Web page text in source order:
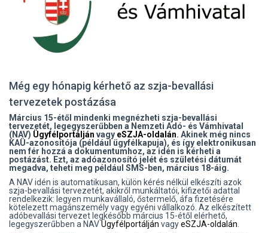
Még egy hónapig kérhető az szja-bevallási
tervezetek postázása
Március 15-étől mindenki megnézheti szja-bevallási
tervezetét, legegyszerűbben a Nemzeti Adó- és Vámhivatal
(NAV) Ügyfélportálján vagy eSZJA-oldalán. Akinek még nincs
KAÜ-azonosítója (például ügyfélkapuja), és így elektronikusan
nem fér hozzá a dokumentumhoz, az idén is kérheti a
postázást. Ezt, az adóazonosító jelét és születési dátumát
megadva, teheti meg például SMS-ben, március 18-áig.
A NAV idén is automatikusan, külön kérés nélkül elkészíti azok
szja-bevallási tervezetét, akikről munkáltatói, kifizetői adattal
rendelkezik: legyen munkavállaló, őstermelő, áfa fizetésére
kötelezett magánszemély vagy egyéni vállalkozó. Az elkészített
adóbevallási tervezet legkésőbb március 15-étől elérhető,
legegyszerűbben a NAVÜgyfélportálján vagyeSZJA-oldalán.